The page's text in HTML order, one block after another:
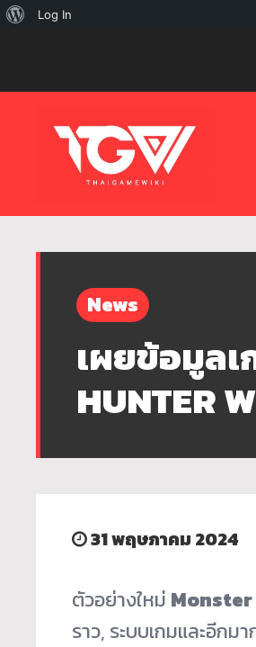
News
เผยข้อมูลเ
HUNTER
31 พฤษภาคม 2024
ตัวอย่างใหม่
ราว, ระบบเกมและอีกม
เกี่ยวLog In